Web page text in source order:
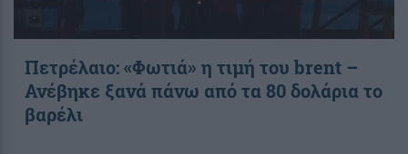
Πετρέλαιο: «Φωτιά» η τιμή του brent –
Ανέβηκε ξανά πάνω από τα 80 δολάρια το
βαρέλι